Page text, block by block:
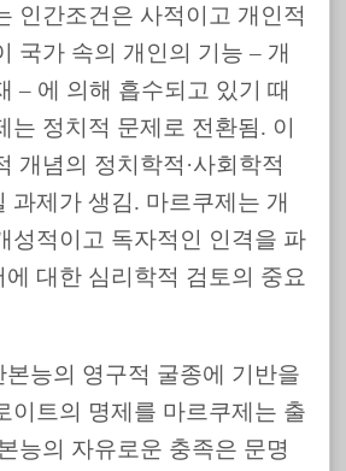
인간조건은 사적이고 개인적
국가 속의 개인의 기능 – 개
– 에 의해 흡수되고 있기 때
는 정치적 문제로 전환됨. 이
개념의 정치학적·사회학적
과제가 생김. 마르쿠제는 개
성적이고 독자적인 인격을 파
대한 심리학적 검토의 중요
본능의 영구적 굴종에 기반을
이트의 명제를 마르쿠제는 출
능의 자유로운 충족은 문명